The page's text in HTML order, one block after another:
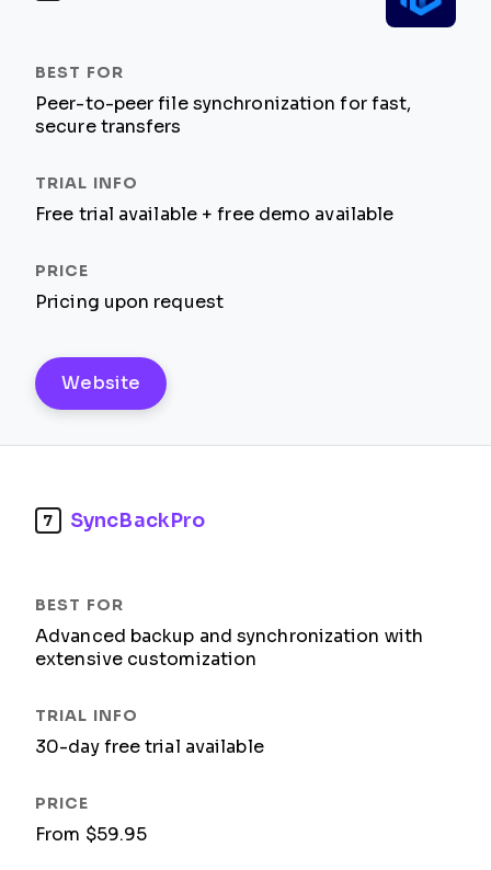
Peer-to-peer file synchronization for fast,
secure transfers
Free trial available + free demo available
Pricing upon request
Website
7 SyncBackPro
Advanced backup and synchronization with
extensive customization
30-day free trial available
From $59.95